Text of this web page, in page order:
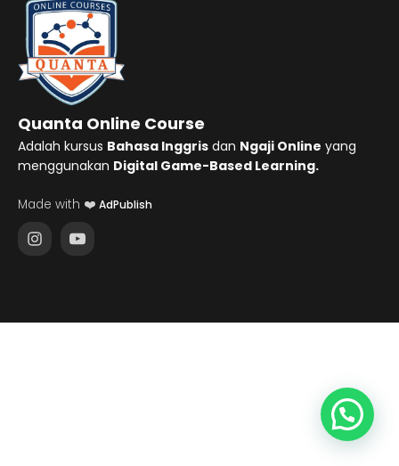
Quanta Online Course
Adalah kursus Bahasa Inggris dan Ngaji Online yang
menggunakan Digital Game-Based Learning.
Made with ❤️ AdPublish